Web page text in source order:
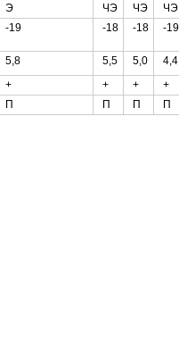
Э ЧЭ ЧЭ
ЧЭ
-19 -18 -18 -19
5,8 5,5 5,0
4,4
+ + +
+
П П П
П